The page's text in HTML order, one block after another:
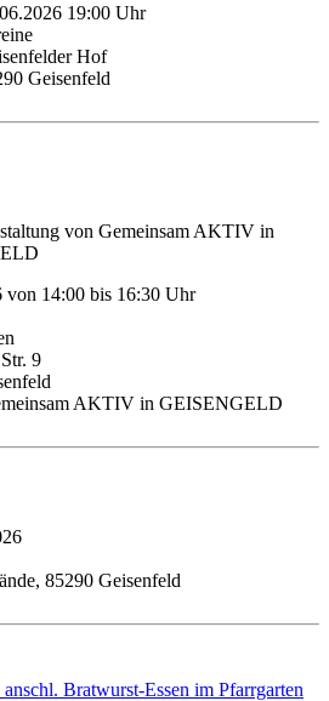
19:00 Uhr
Hof
Geisenfeld
von Gemeinsam AKTIV in
von 14:00 bis 16:30 Uhr
9
AKTIV in GEISENGELD
85290 Geisenfeld
Bratwurst-Essen im Pfarrgarten